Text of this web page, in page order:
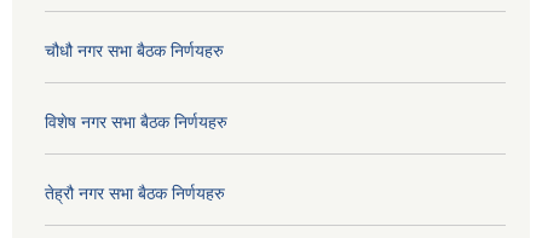
चौधौ नगर सभा बैठक निर्णयहरु
विशेष नगर सभा बैठक निर्णयहरु
तेह्रौ नगर सभा बैठक निर्णयहरु